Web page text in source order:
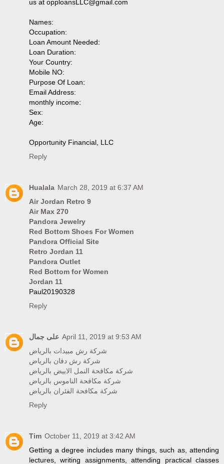
us at opploansLLC@gmail.com
Names:
Occupation:
Loan Amount Needed:
Loan Duration:
Your Country:
Mobile NO:
Purpose Of Loan:
Email Address:
monthly income:
Sex:
Age:
Opportunity Financial, LLC
Reply
Hualala March 28, 2019 at 6:37 AM
Air Jordan Retro 9
Air Max 270
Pandora Jewelry
Red Bottom Shoes For Women
Pandora Official Site
Retro Jordan 11
Pandora Outlet
Red Bottom for Women
Jordan 11
Paul20190328
Reply
على جمال April 11, 2019 at 9:53 AM
شركة رش مبيدات بالرياض
شركة رش دفان بالرياض
شركة مكافحة النمل الابيض بالرياض
شركة مكافحة الناموس بالرياض
شركة مكافحة الفئران بالرياض
Reply
Tim October 11, 2019 at 3:42 AM
Getting a degree includes many things, such as, attending
lectures, writing assignments, attending practical classes